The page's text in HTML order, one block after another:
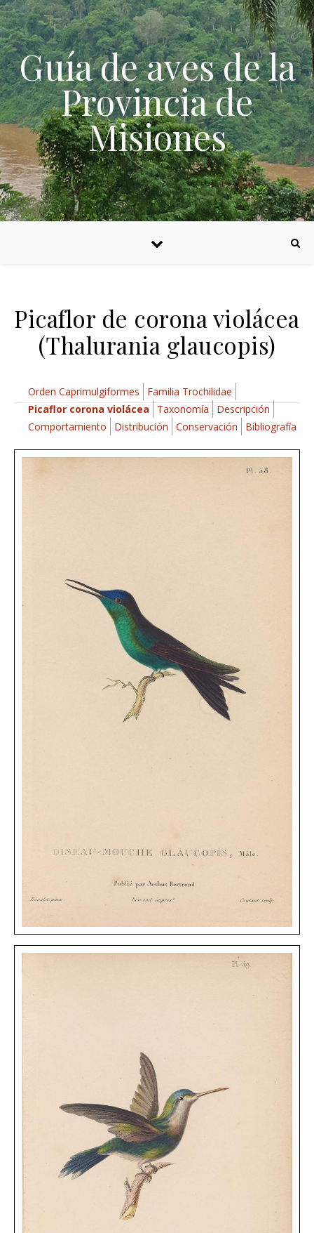
Skip to content
Guía de aves de la
Provincia de
Misiones
Picaflor de corona violácea
(Thalurania glaucopis)
Orden Caprimulgiformes
Familia Trochilidae
Picaflor corona violácea
Taxonomía
Descripción
Comportamiento
Distribución Conservación Bibliografía